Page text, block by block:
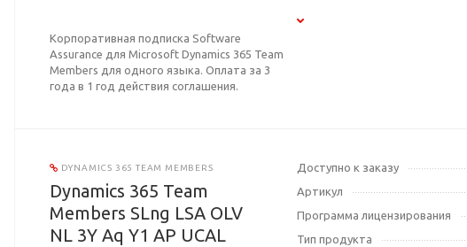
Корпоративная подписка Software
Assurance для Microsoft Dynamics 365 Team
Members для одного языка. Оплата за 3
года в 1 год действия соглашения.
DYNAMICS 365 TEAM MEMBERS
Dynamics 365 Team
Members SLng LSA OLV
NL 3Y Aq Y1 AP UCAL
Доступно к заказу
Артикул
Программа лицензирования
Тип продукта